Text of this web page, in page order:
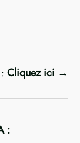
Cliquez ici
: